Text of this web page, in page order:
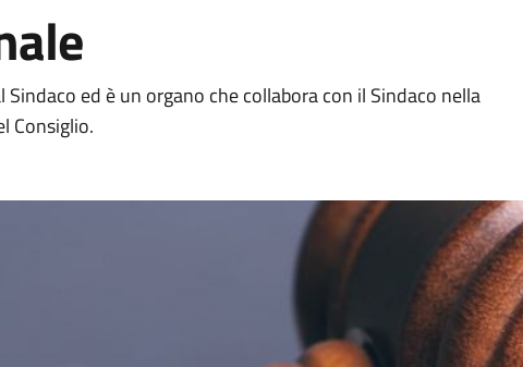
ed è un organo che collabora con il Sindaco nella
Consiglio.